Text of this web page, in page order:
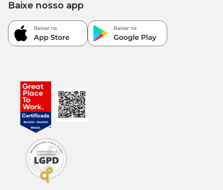
Caso haja necessidade em inserir uma nova ração para seu pet, é
importante que a troca seja gradual e crescente. Para garantir
Baixe nosso app